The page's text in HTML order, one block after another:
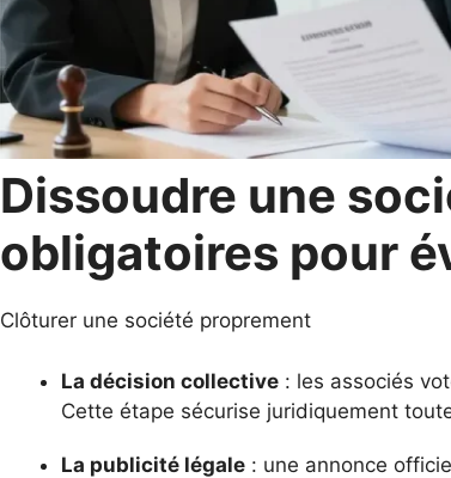
Dissoudre une
obligatoires pour
Clôturer une société proprement
La décision collective: les associés
Cette étape sécurise juridiquement
La publicité légale: une annonce